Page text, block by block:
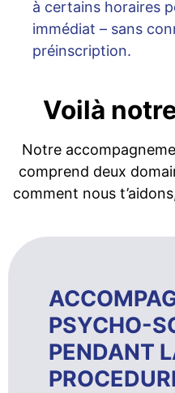
à certains horaires
immédiat – sans
préinscription.
Voilà
Notre
comprend deux
comment nous
PSYCHO-
PENDANT